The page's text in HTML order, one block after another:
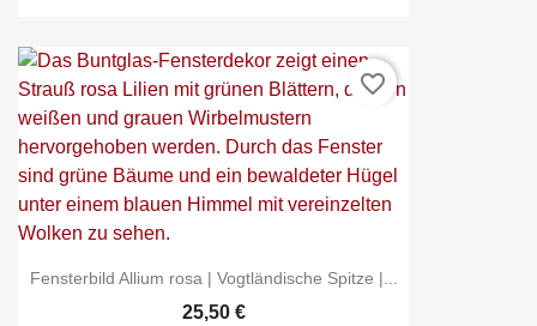
Fensterbild Allium rosa | Vogtländische Spitze |...
25,50 €
favorite_border